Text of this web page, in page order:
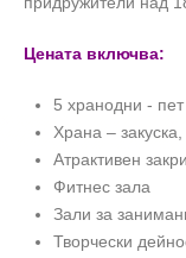
Цената включва:
5 хранодни -
Храна –
Атрактивен
Фитнес зала
Зали за
Творчески